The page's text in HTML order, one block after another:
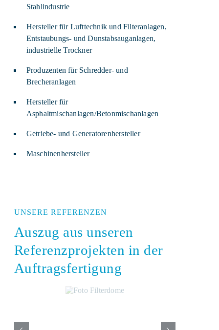
Stahlindustrie
Hersteller für Lufttechnik und Filteranlagen,
Entstaubungs- und Dunstabsauganlagen,
industrielle Trockner
Produzenten für Schredder- und
Brecheranlagen
Hersteller für
Asphaltmischanlagen/Betonmischanlagen
Getriebe- und Generatorenhersteller
Maschinenhersteller
UNSERE REFERENZEN
Auszug aus unseren
Referenzprojekten in der
Auftragsfertigung